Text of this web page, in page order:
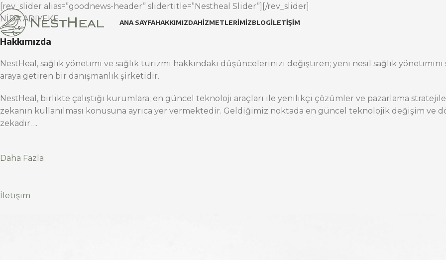
ANA SAYFAHAKKIMIZDAHIZMETLERIMIZBLOGİLETIŞIM
[rev_slider alias=”goodnews-header” slidertitle=”Nestheal Slider”][/rev_slider]
NİDA ADIYEKE
Hakkımızda
NestHeal, sağlık yönetimi ve sağlık turizmi hakkındaki düşüncelerinizi değiştiren; yeni nesil sağlık
araya getiren bir danışmanlık şirketidir.
NestHeal, birlikte çalıştığı kurumlara; en güncel teknoloji araçları ile yenilikçi çözümler ve pazarlama
zekanın kullanılması konusuna ayrıca yer vermektedir. Geldiğimiz noktada en güncel teknolojik değişim ve
zekadır….
Daha Fazla
İletişim